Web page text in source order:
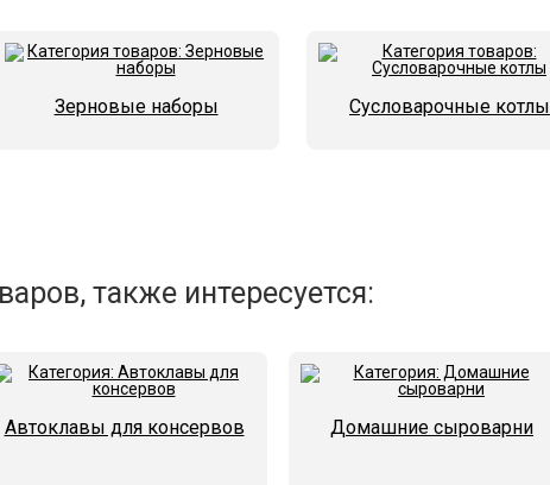
Зерновые наборы Сусловарочные котлы
также интересуется:
Автоклавы для консервов Домашние сыроварни